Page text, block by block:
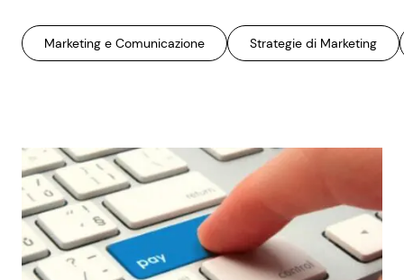
Marketing e Comunicazione Strategie di Marketing